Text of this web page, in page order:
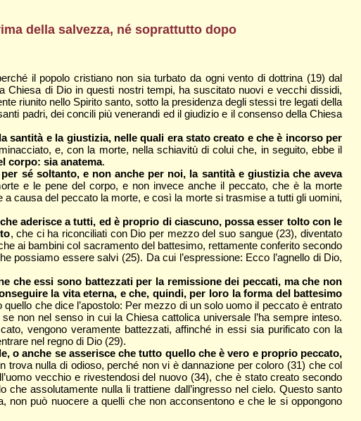
della salvezza, né soprattutto dopo
il popolo cristiano non sia turbato da ogni vento di dottrina (19) dal
di Dio in questi nostri tempi, ha suscitato nuovi e vecchi dissidi,
riunito nello Spirito santo, sotto la presidenza degli stessi tre legati della
padri, dei concili più venerandi ed il giudizio e il consenso della Chiesa
e la giustizia, nelle quali era stato creato e che è incorso per
e, con la morte, nella schiavitù di colui che, in seguito, ebbe il
corpo: sia anatema.
sé soltanto, e non anche per noi, la santità e giustizia che aveva
e le pene del corpo, e non invece anche il peccato, che è la morte
causa del peccato la morte, e così la morte si trasmise a tutti gli uomini,
aderisce a tutti, ed è proprio di ciascuno, possa esser tolto con le
, che ci ha riconciliati con Dio per mezzo del suo sangue (23), diventato
ai bambini col sacramento del battesimo, rettamente conferito secondo
possiamo essere salvi (25). Da cui l’espressione: Ecco l’agnello di Dio,
che essi sono battezzati per la remissione dei peccati, ma che non
la vita eterna, e che, quindi, per loro la forma del battesimo
che dice l’apostolo: Per mezzo di un solo uomo il peccato è entrato
non nel senso in cui la Chiesa cattolica universale l’ha sempre inteso.
vengono veramente battezzati, affinché in essi sia purificato con la
nel regno di Dio (29).
o anche se asserisce che tutto quello che è vero e proprio peccato,
trova nulla di odioso, perché non vi è dannazione per coloro (31) che col
vecchio e rivestendosi del nuovo (34), che è stato creato secondo
assolutamente nulla li trattiene dall’ingresso nel cielo. Questo santo
può nuocere a quelli che non acconsentono e che le si oppongono